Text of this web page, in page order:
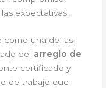
expectativas.
como una de las
del arreglo de
certificado y
de trabajo que